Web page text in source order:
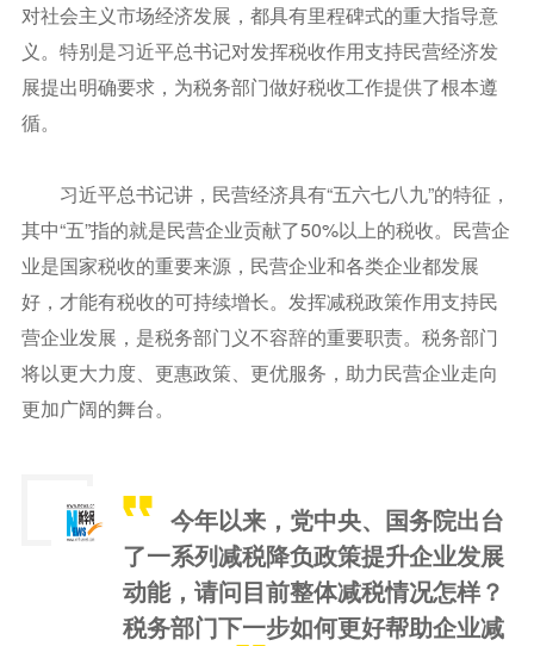
对社会主义市场经济发展，都具有里程碑式的重大指导意
义。特别是习近平总书记对发挥税收作用支持民营经济发
展提出明确要求，为税务部门做好税收工作提供了根本遵
循。
习近平总书记讲，民营经济具有“五六七八九”的特征，
其中“五”指的就是民营企业贡献了50%以上的税收。民营企
业是国家税收的重要来源，民营企业和各类企业都发展
好，才能有税收的可持续增长。发挥减税政策作用支持民
营企业发展，是税务部门义不容辞的重要职责。税务部门
将以更大力度、更惠政策、更优服务，助力民营企业走向
更加广阔的舞台。
今年以来，党中央、国务院出台
了一系列减税降负政策提升企业发展
动能，请问目前整体减税情况怎样？
税务部门下一步如何更好帮助企业减